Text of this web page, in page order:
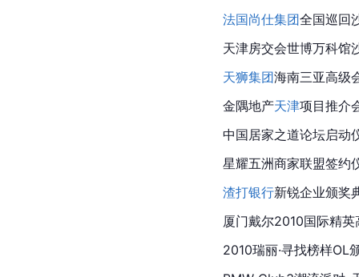
法国尚仕集团全国巡回
天津房交会世博万科馆
天狮集团海南三亚高级
金隅地产天津项目推介
中国居家之道论坛启动
星耀五洲商家联盟签约
渣打银行新锐企业颁奖
厦门戴尔2010国际精
2010瑞丽·寻找榜样OL